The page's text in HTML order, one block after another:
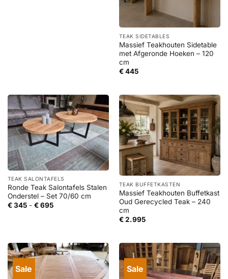
TEAK SIDETABLES
Massief Teakhouten Sidetable
met Afgeronde Hoeken – 120
cm
€445
TEAK SALONTAFELS
Ronde Teak Salontafels Stalen
Onderstel – Set 70/60 cm
€345 - €695Prijsklasse:
TEAK BUFFETKASTEN
Massief Teakhouten Buffetkast
Oud Gerecycled Teak – 240
cm
€2.995
Sale Sale